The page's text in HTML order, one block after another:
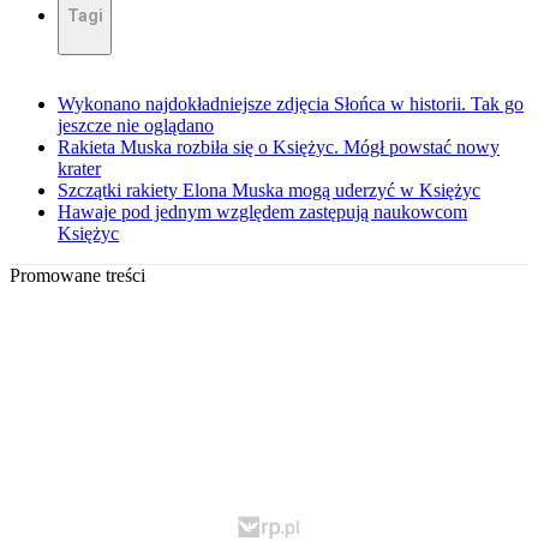
Tagi
Wykonano najdokładniejsze zdjęcia Słońca w historii. Tak go
jeszcze nie oglądano
Rakieta Muska rozbiła się o Księżyc. Mógł powstać nowy
krater
Szczątki rakiety Elona Muska mogą uderzyć w Księżyc
Hawaje pod jednym względem zastępują naukowcom
Księżyc
Promowane treści